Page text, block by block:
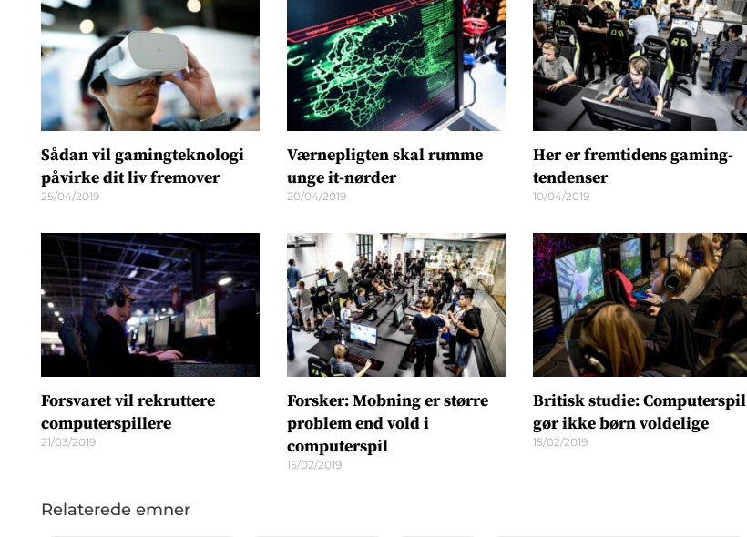
Sådan vil gamingteknologi
påvirke dit liv fremover
25/04/2019
Værnepligten skal rumme
unge it-nørder
20/04/2019
Her er fremtidens gaming-
tendenser
10/04/2019
Forsvaret vil rekruttere
computerspillere
21/03/2019
Forsker: Mobning er større
problem end vold i
computerspil
15/02/2019
Britisk studie: Computerspil
gør ikke børn voldelige
15/02/2019
Relaterede emner